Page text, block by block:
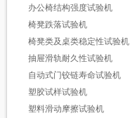
办公椅结构强度试验机
椅凳跌落试验机
椅凳类及桌类稳定性试验机
抽屉滑轨耐久性试验机
自动式门铰链寿命试验机
塑胶试样试验机
塑料滑动摩擦试验机